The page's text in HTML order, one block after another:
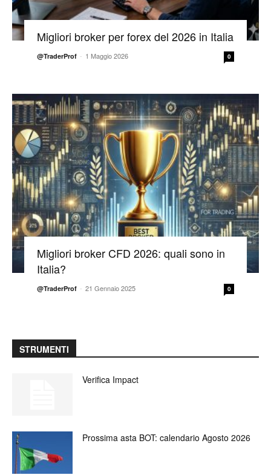
Migliori broker per forex del 2026 in Italia
@TraderProf - 1 Maggio 2026 0
Migliori broker CFD 2026: quali sono in
Italia?
@TraderProf - 21 Gennaio 2025 0
STRUMENTI
Verifica Impact
Prossima asta BOT: calendario Agosto 2026